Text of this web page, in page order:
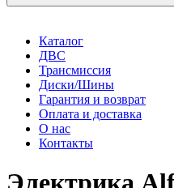
Каталог
ДВС
Трансмиссия
Диски/Шины
Гарантия и возврат
Оплата и доставка
О нас
Контакты